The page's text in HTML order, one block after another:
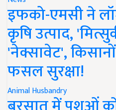
इफको-एमसी ने
कृषि उत्पाद,
'नेक्सावेट',
फसल सुरक्षा!
Animal Husbandry